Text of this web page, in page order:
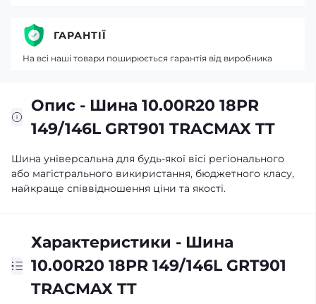
Опис - Шина 10.00R20 18PR
149/146L GRT901 TRACMAX TT
Шина універсальна для будь-якої вісі регіонального
або магістрального викиристання, бюджетного класу,
найкраще співвідношення ціни та якості.
Характеристики - Шина
10.00R20 18PR 149/146L GRT901
TRACMAX TT
ГАРАНТІЇ
На всі наші товари поширюється гарантія від виробника